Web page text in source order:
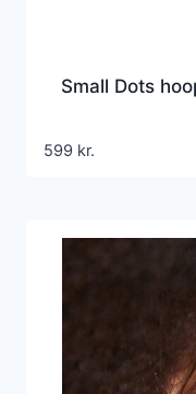
Small Dots
599 kr.